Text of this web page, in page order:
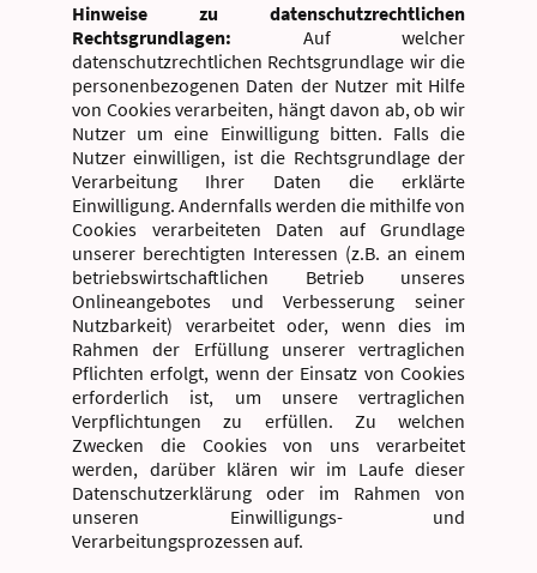
Hinweise zu datenschutzrechtlichen
Rechtsgrundlagen: Auf welcher
datenschutzrechtlichen Rechtsgrundlage wir die
personenbezogenen Daten der Nutzer mit Hilfe
von Cookies verarbeiten, hängt davon ab, ob wir
Nutzer um eine Einwilligung bitten. Falls die
Nutzer einwilligen, ist die Rechtsgrundlage der
Verarbeitung Ihrer Daten die erklärte
Einwilligung. Andernfalls werden die mithilfe von
Cookies verarbeiteten Daten auf Grundlage
unserer berechtigten Interessen (z.B. an einem
betriebswirtschaftlichen Betrieb unseres
Onlineangebotes und Verbesserung seiner
Nutzbarkeit) verarbeitet oder, wenn dies im
Rahmen der Erfüllung unserer vertraglichen
Pflichten erfolgt, wenn der Einsatz von Cookies
erforderlich ist, um unsere vertraglichen
Verpflichtungen zu erfüllen. Zu welchen
Zwecken die Cookies von uns verarbeitet
werden, darüber klären wir im Laufe dieser
Datenschutzerklärung oder im Rahmen von
unseren Einwilligungs- und
Verarbeitungsprozessen auf.